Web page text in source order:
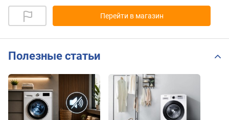
Перейти в магазин
Полезные статьи